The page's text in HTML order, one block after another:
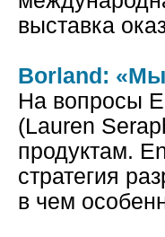
выставка
Borland:
На вопросы
(Lauren
продуктам.
стратегия
в чем